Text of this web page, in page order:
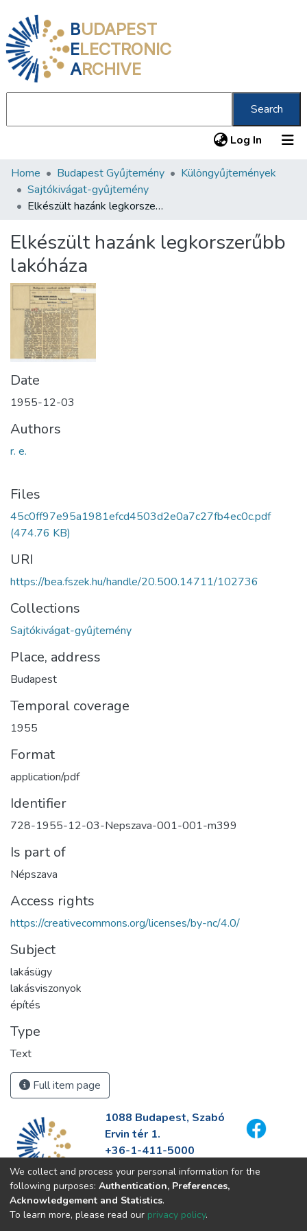
BUDAPEST
ELECTRONIC
ARCHIVE
Search
Log In (current)
Communities & Collections
All of DSpace
About us
Home Budapest Gyűjtemény
Különgyűjtemények
Sajtókivágat-gyűjtemény
Elkészült hazánk legkorszerűbb lakóháza
Elkészült hazánk legkorszerűbb
lakóháza
Date
1955-12-03
Authors
r. e.
Files
45c0ff97e95a1981efcd4503d2e0a7c27fb4ec0c.pdf
(474.76 KB)
URI
https://bea.fszek.hu/handle/20.500.14711/102736
Collections
Sajtókivágat-gyűjtemény
Place, address
Budapest
Temporal coverage
1955
Format
application/pdf
Identifier
728-1955-12-03-Nepszava-001-001-m399
Is part of
Népszava
Access rights
https://creativecommons.org/licenses/by-nc/4.0/
Subject
lakásügy
lakásviszonyok
építés
Type
Text
Full item page
1088 Budapest, Szabó
Ervin tér 1.
+36-1-411-5000
info@fszek.hu
https://fszek.hu
We collect and process your personal information for the
following purposes: Authentication, Preferences,
Acknowledgement and Statistics.
To learn more, please read our privacy policy.